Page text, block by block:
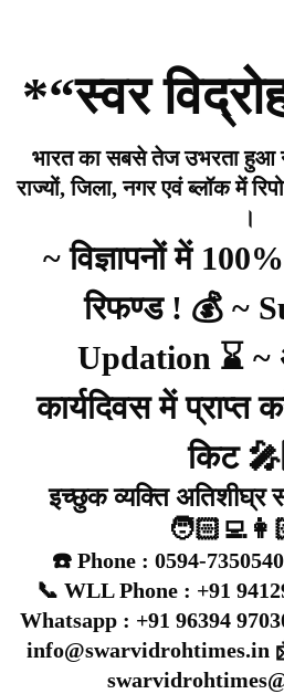
*“स्वर
भारत का सबसे तेज उभरता हुआ
राज्यों, जिला, नगर एवं ब्लॉक में
।
~ विज्ञापनों में
रिफण्ड ! 💰 ~
Updation ⌛
कार्यदिवस में प्राप्त
किट
इच्छुक व्यक्ति अतिशीघ्र
☎️ Phone : 0594-
📞 WLL Phone : +91
Whatsapp : +91 96394
info@swarvidrohtimes.in